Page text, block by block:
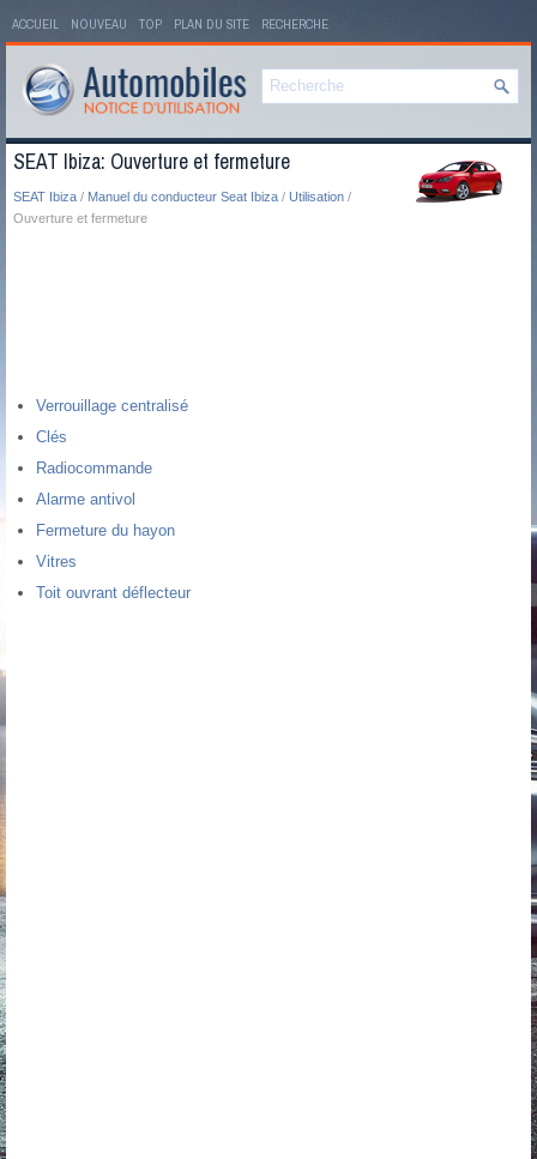
ACCUEIL NOUVEAU TOP PLAN DU SITE RECHERCHE
SEAT Ibiza: Ouverture et fermeture
SEAT Ibiza / Manuel du conducteur Seat Ibiza / Utilisation /
Ouverture et fermeture
Verrouillage centralisé
Clés
Radiocommande
Alarme antivol
Fermeture du hayon
Vitres
Toit ouvrant déflecteur